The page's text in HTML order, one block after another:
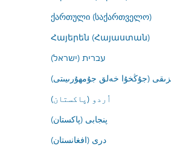
ქართული (საქართველო)
Հայերեն (Հայաստան)
עברית (ישראל)
(جۇڭخۇا خەلق جۇمھۇرىيىتى)
اُردو (پاکستان)
پنجابی (پاکستان)
درى (افغانستان)